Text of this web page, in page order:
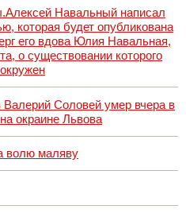
Навальный написал
которая будет опубликована
его вдова Юлия Навальная,
о существовании которого
Соловей умер вчера в
окраине Львова
волю маляву